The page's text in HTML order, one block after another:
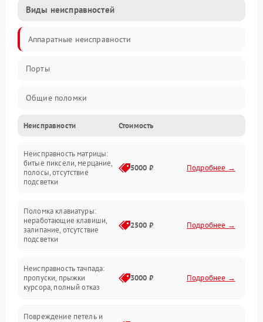
Виды неисправностей
Аппаратные неисправности
Порты
Общие поломки
Устройства
Программные ошибки
Электрические и системные сбои
Интерфейсные проблемы
Батарея
Сеть и интернет
Неисправности Стоимость
Неисправность матрицы:
битые пиксели, мерцание,
полосы, отсутствие
подсветки
5000 ₽ Подробнее →
Поломка клавиатуры:
неработающие клавиши,
залипание, отсутствие
подсветки
2500 ₽ Подробнее →
Неисправность тачпада:
пропуски, прыжки
курсора, полный отказ
3000 ₽ Подробнее →
Повреждение петель и